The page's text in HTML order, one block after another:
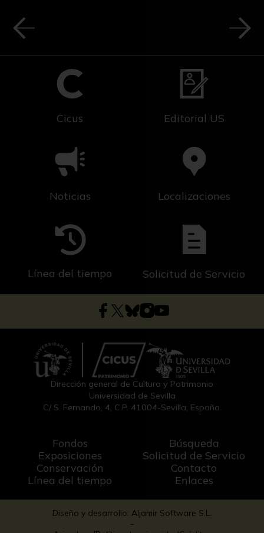
Cicus Editorial US
Noticias Localizaciones
Línea del tiempo Solicitud de Servicio
Dirección general de Cultura y Patrimonio
Universidad de Sevilla
C/ S. Fernando, 4, C.P. 41004-Sevilla, España.
Fondos
Exposiciones
Conservación
Línea del tiempo
Búsqueda
Solicitud de Servicio
Contacto
Enlaces
Diseño y desarrollo: Aljamir Software S.L.
-